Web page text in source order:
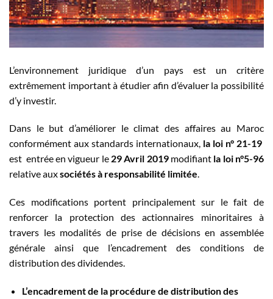
L’environnement juridique d’un pays est un critère
extrêmement important à étudier afin d’évaluer la possibilité
d’y investir.
Dans le but d’améliorer le climat des affaires au Maroc
conformément aux standards internationaux, la loi n° 21-19
est entrée en vigueur le 29 Avril 2019modifiant la loi n°5-96
relative auxsociétés à responsabilité limitée.
Ces modifications portent principalement sur le fait de
renforcer la protection des actionnaires minoritaires à
travers les modalités de prise de décisions en assemblée
générale ainsi que l’encadrement des conditions de
distribution des dividendes.
L’encadrement de la procédure de distribution des